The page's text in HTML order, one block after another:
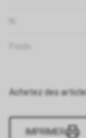
Achetez des
IMPRIMER